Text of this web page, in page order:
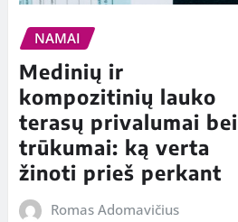
NAMAI
Medinių ir
kompozitinių lauko
terasų privalumai bei
trūkumai: ką verta
žinoti prieš perkant
Romas Adomavičius